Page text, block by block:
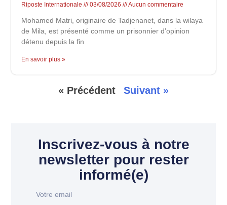
Riposte Internationale 03/08/2026 Aucun commentaire
Mohamed Matri, originaire de Tadjenanet, dans la wilaya
de Mila, est présenté comme un prisonnier d’opinion
détenu depuis la fin
En savoir plus »
« Précédent Suivant »
Inscrivez-vous à notre
newsletter pour rester
informé(e)